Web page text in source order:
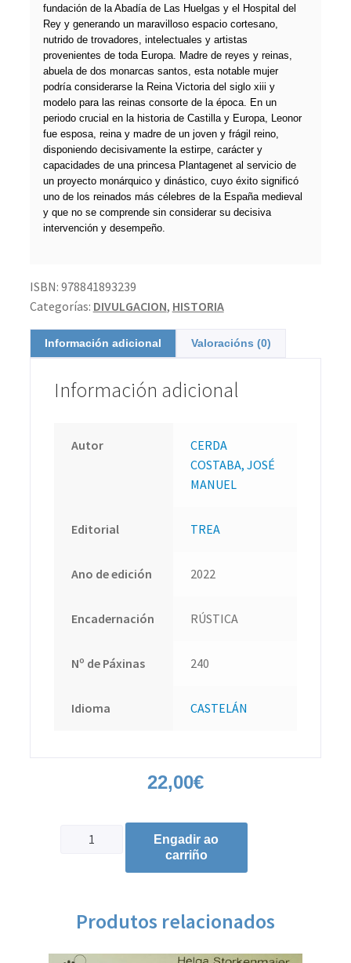
fundación de la Abadía de Las Huelgas y el Hospital del
Rey y generando un maravilloso espacio cortesano,
nutrido de trovadores, intelectuales y artistas
provenientes de toda Europa. Madre de reyes y reinas,
abuela de dos monarcas santos, esta notable mujer
podría considerarse la Reina Victoria del siglo xiii y
modelo para las reinas consorte de la época. En un
periodo crucial en la historia de Castilla y Europa, Leonor
fue esposa, reina y madre de un joven y frágil reino,
disponiendo decisivamente la estirpe, carácter y
capacidades de una princesa Plantagenet al servicio de
un proyecto monárquico y dinástico, cuyo éxito significó
uno de los reinados más célebres de la España medieval
y que no se comprende sin considerar su decisiva
intervención y desempeño.
ISBN: 978841893239
Categorías: DIVULGACION, HISTORIA
Información adicional Valoracións (0)
Información adicional
Autor
CERDA
COSTABA, JOSÉ
MANUEL
Editorial TREA
Ano de edición 2022
Encadernación RÚSTICA
Nº de Páxinas 240
Idioma CASTELÁN
22,00€
Engadir ao
carriño
Produtos relacionados